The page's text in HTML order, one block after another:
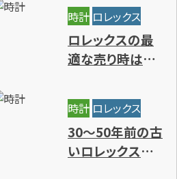
い・今後の資産
価値を解説
時計 ロレックス
ロレックスの最
適な売り時はい
と高価買取時期
7選
時計 ロレックス
30～50年前の古
いロレックスに